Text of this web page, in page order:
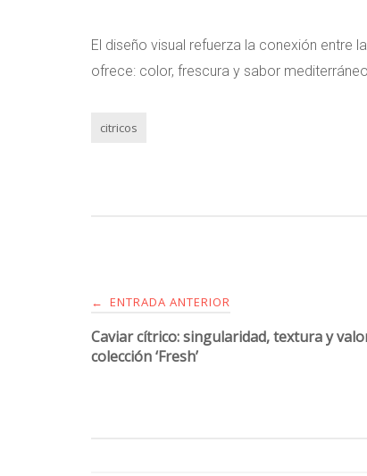
El diseño visual refuerza la conexión entre
ofrece: color, frescura y sabor
citricos
← ENTRADA ANTERIOR
Caviar cítrico: singularidad, textura y
colección ‘Fresh’